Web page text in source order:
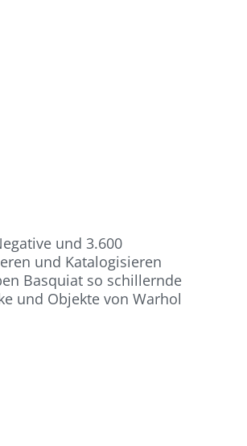
und 3.600
und Katalogisieren
Basquiat so schillernde
und Objekte von Warhol